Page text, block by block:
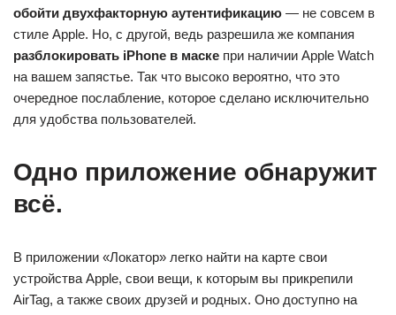
обойти двухфакторную аутентификацию — не совсем в
стиле Apple. Но, с другой, ведь разрешила же компания
разблокировать iPhone в маске при наличии Apple Watch
на вашем запястье. Так что высоко вероятно, что это
очередное послабление, которое сделано исключительно
для удобства пользователей.
Одно приложение обнаружит
всё.
В приложении «Локатор» легко найти на карте свои
устройства Apple, свои вещи, к которым вы прикрепили
AirTag, а также своих друзей и родных. Оно доступно на